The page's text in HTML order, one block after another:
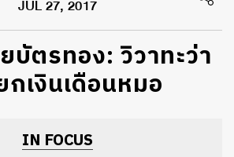
JUL 27, 2017
ตรทอง: วิวาทะว่า
เงินเดือนหมอ
IN FOCUS